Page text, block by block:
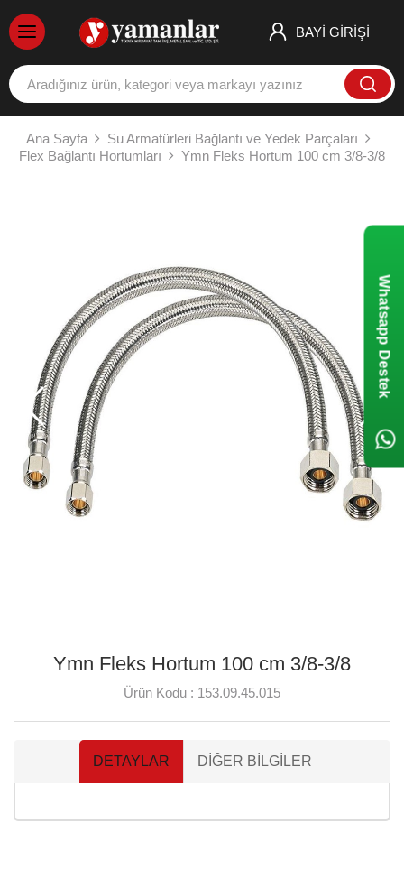
BAYİ GİRİŞİ
Ana Sayfa
Su Armatürleri Bağlantı ve Yedek Parçaları
Flex Bağlantı Hortumları
Ymn Fleks Hortum 100 cm 3/8-3/8
Ymn Fleks Hortum 100 cm 3/8-3/8
Ürün Kodu : 153.09.45.015
DETAYLAR DIĞER BILGILER
Whatsapp Destek